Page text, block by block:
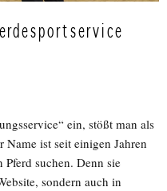
ein, stößt man als
ist seit einigen Jahren
suchen. Denn sie
sondern auch in